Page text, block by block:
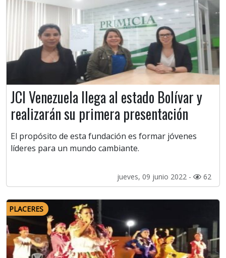
JCI Venezuela llega al estado Bolívar y
realizarán su primera presentación
El propósito de esta fundación es formar jóvenes
líderes para un mundo cambiante.
jueves, 09 junio 2022 - 62
PLACERES